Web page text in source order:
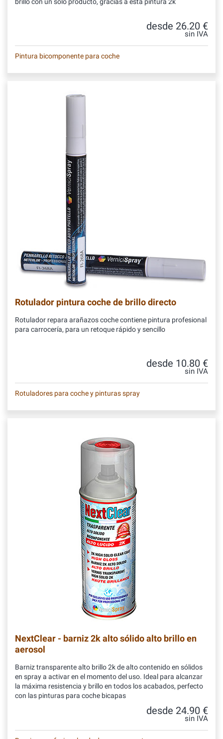
brillo con un solo producto, gracias a esta pintura 2k
desde 26.20 €
sin IVA
Pintura bicomponente para coche
Rotulador pintura coche de brillo directo
Rotulador repara arañazos coche contiene pintura profesional
para carrocería, para un retoque rápido y sencillo
desde 10.80 €
sin IVA
Rotuladores para coche y pinturas spray
NextClear - barniz 2k alto sólido alto brillo en
aerosol
Barniz transparente alto brillo 2k de alto contenido en sólidos
en spray a activar en el momento del uso. Ideal para alcanzar
la máxima resistencia y brillo en todos los acabados, perfecto
con las pinturas para coche bicapas
desde 24.90 €
sin IVA